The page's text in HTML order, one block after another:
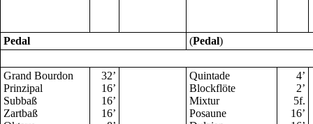
Pedal (Pedal)
Grand Bourdon
Prinzipal
Subbaß
Zartbaß
32’
16’
16’
16’
Quintade
Blockflöte
Mixtur
Posaune
4’
2’
5f.
16’